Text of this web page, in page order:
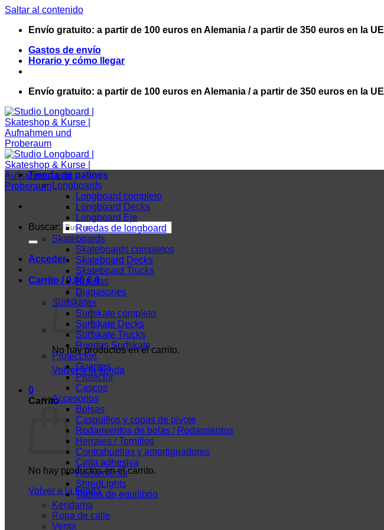
Saltar al contenido
Envío gratuito: a partir de 100 euros en Alemania / a partir de 350 euros en la UE
Gastos de envío
Horario y cómo llegar
Envío gratuito: a partir de 100 euros en Alemania / a partir de 350 euros en la UE
Buscar:
Acceder
Carrito /0,00€ 0
No hay productos en el carrito.
Volver a la tienda
0
Carrito
No hay productos en el carrito.
Volver a la tienda
Tienda de patines
Longboards
Longboard completo
Longboard Decks
Longboard Eje
Ruedas de longboard
Skateboards
Skateboards completos
Skateboard Decks
Skateboard Trucks
Ruedas
Diapasones
Surfskates
Surfskate completo
Surfskate Decks
Surfskate Trucks
Ruedas Surfskate
Protección
Guantes
Protector
Cascos
Accesorios
Bolsas
Casquillos y copas de pivote
Rodamientos de bolas / Rodamientos
Herrajes / Tornillos
Contrahuellas y amortiguadores
Cinta adhesiva
Herramienta
ShredLights
Tablas de equilibrio
Kendama
Ropa de calle
Venta